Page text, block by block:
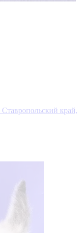
Ставропольский край,